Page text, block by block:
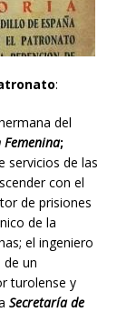
:
del
Femenina;
servicios de las
con el
de prisiones
de la
el ingeniero
de un
turolense y
Secretaría de